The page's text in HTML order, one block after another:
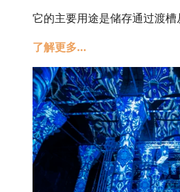
它的主要用途是储存通过渡
了解更多…